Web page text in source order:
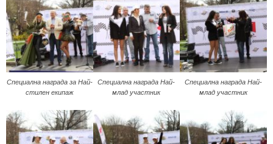
Специална награда за Най-
стилен екипаж
Специална награда Най-
млад участник
Специална награда Най-
млад участник